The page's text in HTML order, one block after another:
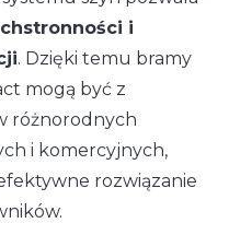
i
. Dzięki temu bramy
mogą być z
różnorodnych
i komercyjnych,
rozwiązanie